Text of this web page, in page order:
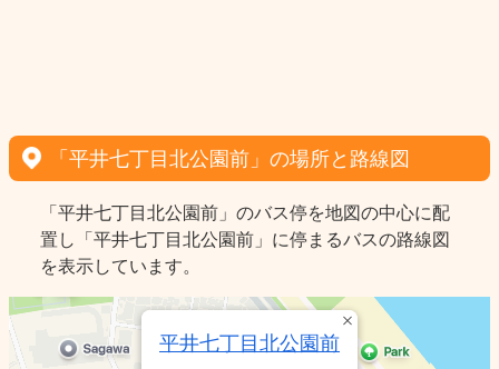
「平井七丁目北公園前」の場所と路線図
「平井七丁目北公園前」のバス停を地図の中心に配
置し「平井七丁目北公園前」に停まるバスの路線図
を表示しています。
平井七丁目北公園前